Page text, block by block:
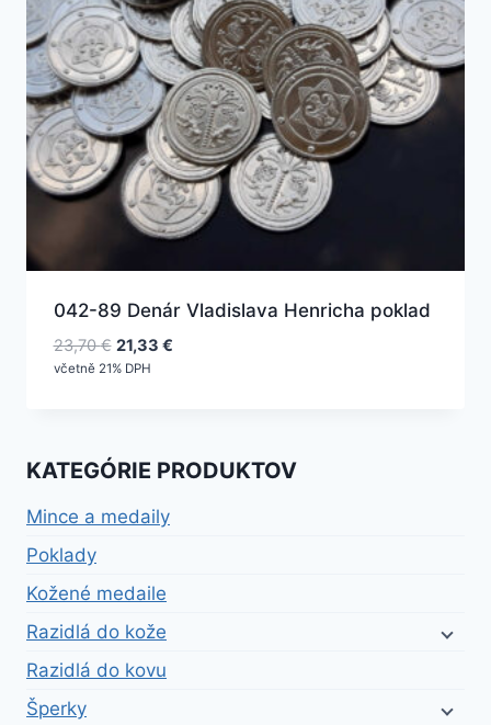
042-89 Denár Vladislava Henricha poklad
23,70€ Pôvodná
cena
21,33 €Aktuálna
včetně 21% DPH
KATEGÓRIE PRODUKTOV
Mince a medaily
Poklady
Kožené medaile
Razidlá do kože
Razidlá do kovu
Šperky